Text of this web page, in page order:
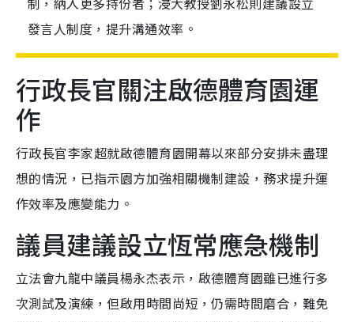
發言人制度，提升溝通效率。
行政長官關注啟德體育園運
作
行政長官李家超就啟德體育園開幕以來部分安排未盡理
想的情況，已指示園方加強相關機制建設，務求提升運
作效率及應變能力。
議員建議設立恆常應急機制
立法會九龍中議員楊永杰表示，啟德體育園雖已進行多
次測試及演練，但啟用時間尚短，仍需時間磨合，難免